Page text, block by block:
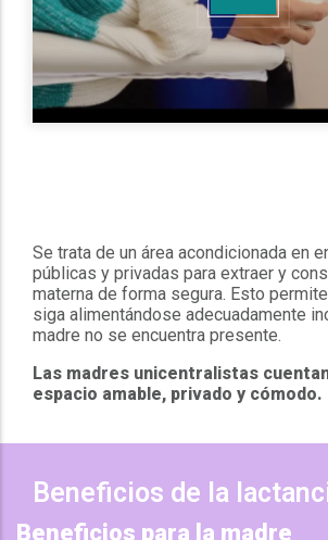
Se trata de un área acondicionada en
públicas y privadas para extraer y
materna de forma segura. Esto
siga alimentándose adecuadamente
madre no se encuentra presente.
Las madres unicentralistas
espacio amable, privado y cómodo.
Beneficios de la
Beneficios para la madre